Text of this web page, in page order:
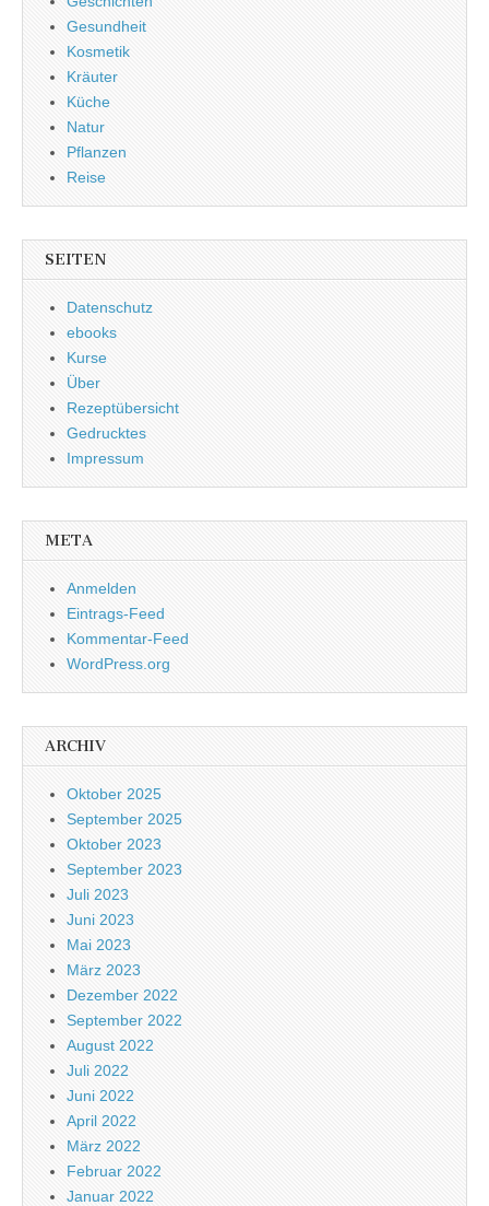
Gesundheit
Kosmetik
Kräuter
Küche
Natur
Pflanzen
Reise
SEITEN
Datenschutz
ebooks
Kurse
Über
Rezeptübersicht
Gedrucktes
Impressum
META
Anmelden
Eintrags-Feed
Kommentar-Feed
WordPress.org
ARCHIV
Oktober 2025
September 2025
Oktober 2023
September 2023
Juli 2023
Juni 2023
Mai 2023
März 2023
Dezember 2022
September 2022
August 2022
Juli 2022
Juni 2022
April 2022
März 2022
Februar 2022
Januar 2022